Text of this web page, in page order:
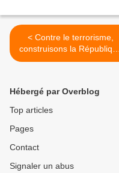
< Contre le terrorisme,
construisons la République
sociale et démocratique !
Hébergé par Overblog
Top articles
Pages
Contact
Signaler un abus